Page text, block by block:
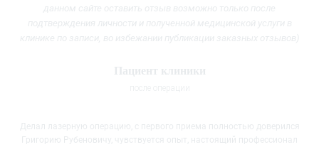
данном сайте оставить отзыв возможно только после
подтверждения личности и полученной медицинской услуги в
клинике
по записи, во избежании публикации заказных отзывов)
Пациент клиники
Делал лазерную операцию, с первого приема полностью доверился
Григорию Рубеновичу, чувствуется опыт, настоящий профессионал